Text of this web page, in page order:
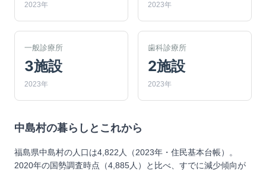
2023年 2023年
一般診療所
3施設
2023年
歯科診療所
2施設
2023年
中島村の暮らしとこれから
福島県中島村の人口は4,822人（2023年・住民基本台帳）。
2020年の国勢調査時点（4,885人）と比べ、すでに減少傾向が